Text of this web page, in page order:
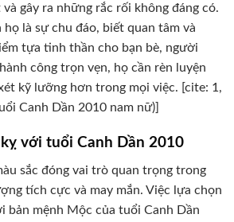
gây ra những rắc rối không đáng có.
là sự chu đáo, biết quan tâm và
tựa tinh thần cho bạn bè, người
công trọn vẹn, họ cần rèn luyện
kỹ lưỡng hơn trong mọi việc. [cite: 1,
Canh Dần 2010 nam nữ)]
với tuổi Canh Dần 2010
sắc đóng vai trò quan trọng trong
tích cực và may mắn. Việc lựa chọn
bản mệnh Mộc của tuổi Canh Dần